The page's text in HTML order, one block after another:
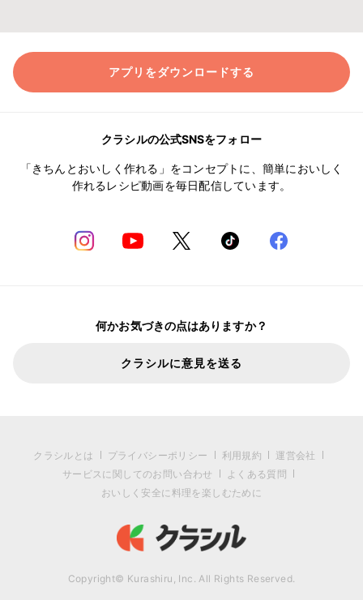
アプリをダウンロードする
クラシルの公式SNSをフォロー
「きちんとおいしく作れる」をコンセプトに、簡単においしく
作れるレシピ動画を毎日配信しています。
何かお気づきの点はありますか？
クラシルに意見を送る
クラシルとは プライバシーポリシー 利用規約
運営会社
サービスに関してのお問い合わせ
よくある質問
おいしく安全に料理を楽しむために
Copyright© Kurashiru, Inc. All Rights Reserved.